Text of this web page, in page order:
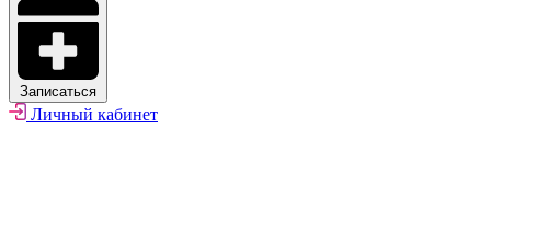
Записаться
Личный кабинет